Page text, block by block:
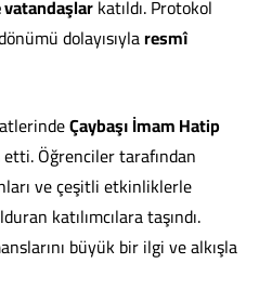
vatandaşlarkatıldı. Protokol
dolayısıylaresmî
Çaybaşı İmam Hatip
Öğrenciler tarafından
ve çeşitli etkinliklerle
katılımcılara taşındı.
büyük bir ilgi ve alkışla